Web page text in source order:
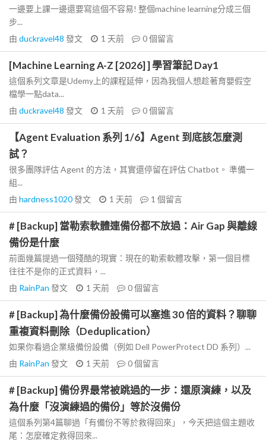
一邊要上課一邊還要寫這個不容易! 整個machine learning分成三個
步...
由 duckravel48 發文 1 天前 0個留言
[Machine Learning A-Z [2026] ] 學習筆記 Day1
這個系列文章是Udemy上的課程延伸，因為我個人想趁著育嬰假空
檔學一點data...
由 duckravel48 發文 1 天前 0個留言
【Agent Evaluation 系列 1/6】Agent 到底該怎麼測
試？
很多團隊評估 Agent 的方法，其實還停留在評估 Chatbot。 準備一
組...
由 hardness1020發文 1 天前 1 個留言
# [Backup] 當勒索軟體連備份都不放過：Air Gap 與離線
備份是什麼
前面幾篇提過一個殘酷的現實：現在的勒索軟體攻擊，第一個目標
往往不是你的正式資料，...
由 RainPan 發文 1 天前 0個留言
# [Backup] 為什麼備份設備可以塞進 30 倍的資料？聊聊
重複資料刪除（Deduplication）
如果你看過企業級備份設備（例如 Dell PowerProtect DD 系列）...
由 RainPan 發文 1 天前 0個留言
# [Backup] 備份界最常被跳過的一步：還原演練，以及
為什麼「沒演練過的備份」等於沒備份
這個系列第4篇聊過「有備份不等於救得回來」，今天把這個主題收
尾：怎麼確定救得回來...